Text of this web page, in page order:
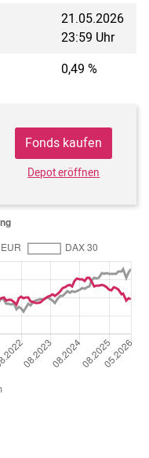
21.05.2026
23:59 Uhr
0,49 %
Fonds kaufen
Depot eröffnen